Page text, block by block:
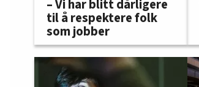
– Vi har blitt dårligere
til å respektere folk
som jobber